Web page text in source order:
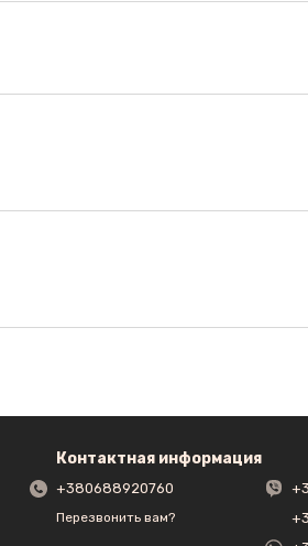
Контактная информация
+380688920760
Перезвонить вам?